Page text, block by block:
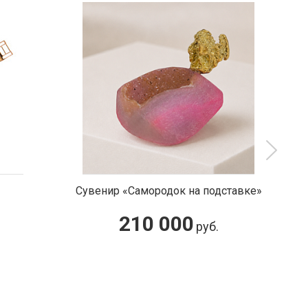
Сувенир «Самородок на подставке»
210 000 руб.